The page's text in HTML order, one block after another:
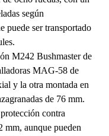
según
puede ser transportado
M242 Bushmaster de
MAG-58 de
y la otra montada en
de 76 mm.
contra
mm, aunque pueden